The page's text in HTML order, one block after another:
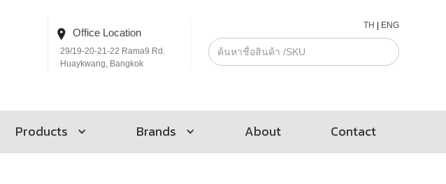
Office Location
29/19-20-21-22 Rama9 Rd.
Huaykwang, Bangkok
TH ENG
Products Brands About Contact